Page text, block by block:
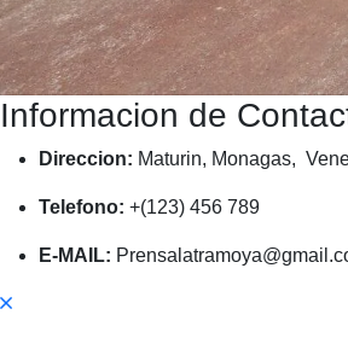
Informacion de
Direccion: Maturin, Monagas,
Telefono: +(123) 456 789
E-MAIL: